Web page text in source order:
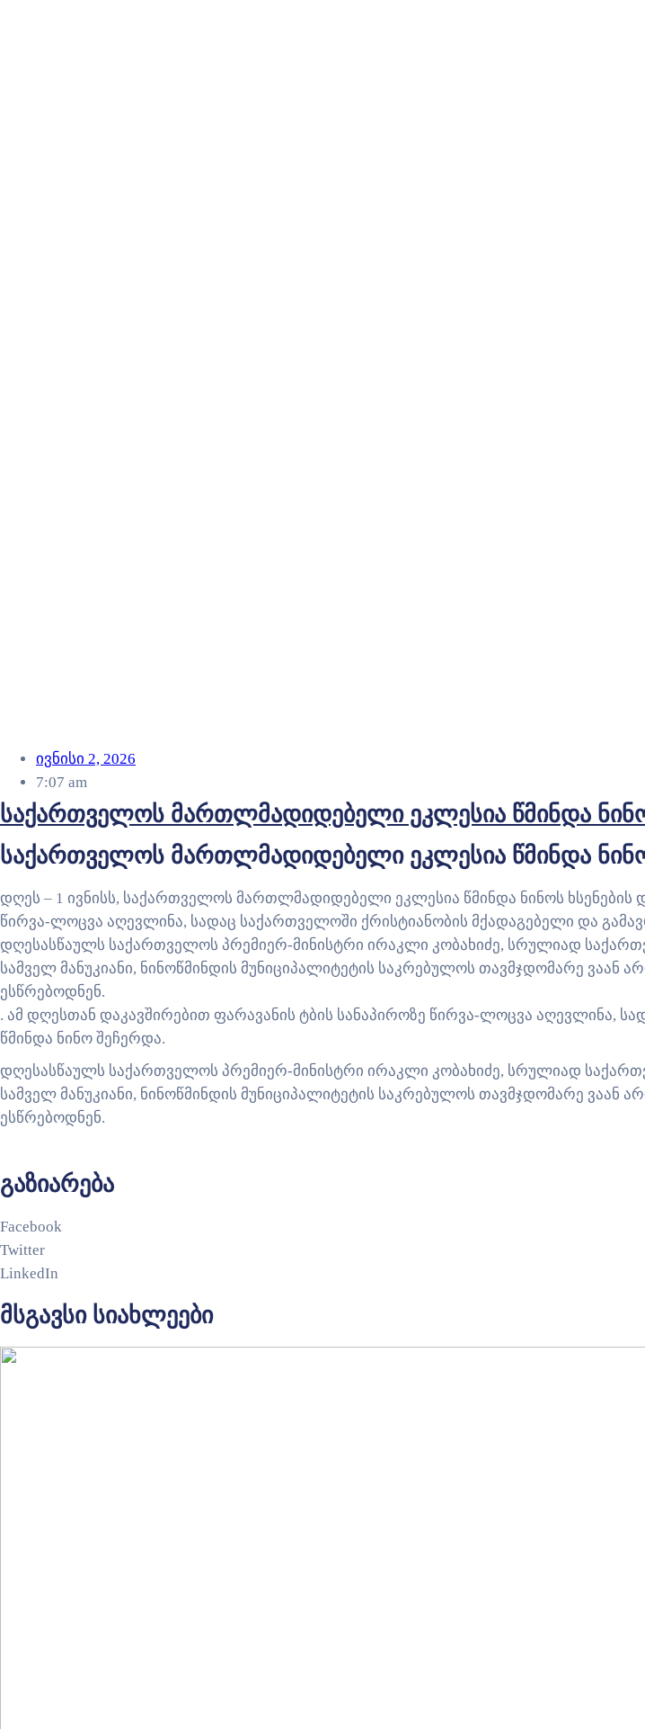
ივნისი 2, 2026
7:07 am
საქართველოს მართლმადიდებელი ეკლესია წმინდა
საქართველოს მართლმადიდებელი ეკლესია წმინდა
დღეს – 1 ივნისს, საქართველოს მართლმადიდებელი ეკლესია წმინდა ნინოს ხსენების
წირვა-ლოცვა აღევლინა, სადაც საქართველოში ქრისტიანობის მქადაგებელი და
დღესასწაულს საქართველოს პრემიერ-მინისტრი ირაკლი კობახიძე, სრულიად
სამველ მანუკიანი, ნინოწმინდის მუნიციპალიტეტის საკრებულოს თავმჯდომარე ვაან
ესწრებოდნენ.
. ამ დღესთან დაკავშირებით ფარავანის ტბის სანაპიროზე წირვა-ლოცვა აღევლინა,
წმინდა ნინო შეჩერდა.
დღესასწაულს საქართველოს პრემიერ-მინისტრი ირაკლი კობახიძე, სრულიად
სამველ მანუკიანი, ნინოწმინდის მუნიციპალიტეტის საკრებულოს თავმჯდომარე ვაან
ესწრებოდნენ.
გაზიარება
Facebook
Twitter
LinkedIn
მსგავსი სიახლეები